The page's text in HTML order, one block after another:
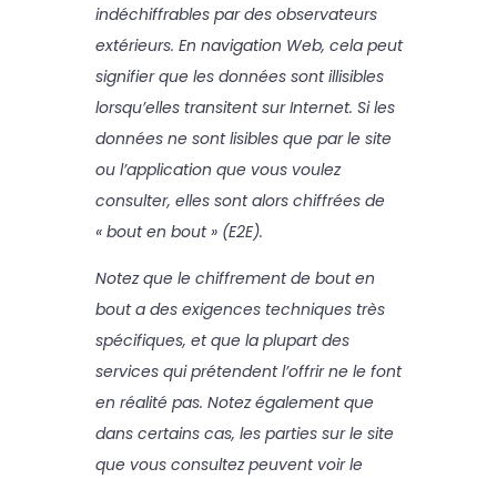
indéchiffrables par des observateurs
extérieurs. En navigation Web, cela peut
signifier que les données sont illisibles
lorsqu’elles transitent sur Internet. Si les
données ne sont lisibles que par le site
ou l’application que vous voulez
consulter, elles sont alors chiffrées de
« bout en bout » (E2E).
Notez que le chiffrement de bout en
bout a des exigences techniques très
spécifiques, et que la plupart des
services qui prétendent l’offrir ne le font
en réalité pas. Notez également que
dans certains cas, les parties sur le site
que vous consultez peuvent voir le